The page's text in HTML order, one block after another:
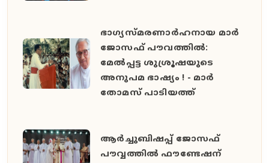
ഭാഗ്യസ്മരണാർഹനായ മാർ
ജോസഫ് പൗവത്തിൽ:
മേൽപ്പട്ട ശുശ്രൂഷയുടെ
അനുപമ ഭാഷ്യം ! - മാർ
തോമസ് പാടിയത്ത്
ആർച്ചുബിഷപ്പ് ജോസഫ്
പൗവ്വത്തിൽ ഫൗണ്ടേഷന്